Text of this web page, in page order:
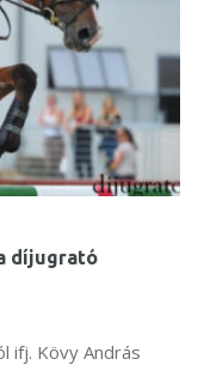
díjugrató
ifj. Kövy András